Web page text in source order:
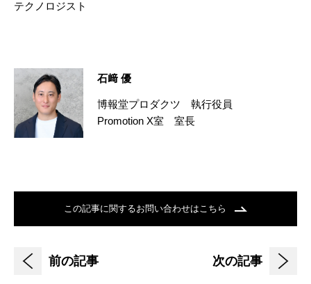
テクノロジスト
石﨑 優
博報堂プロダクツ 執行役員
Promotion X室 室長
この記事に関するお問い合わせはこちら
前の記事 次の記事